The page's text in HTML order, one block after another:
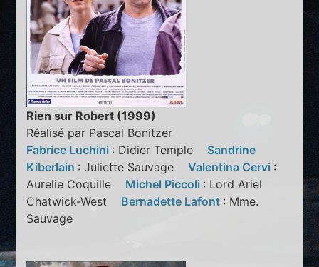
Rien sur Robert (1999)
Réalisé par Pascal Bonitzer
Fabrice Luchini : Didier Temple Sandrine
Kiberlain : Juliette SauvageValentina Cervi :
Aurelie Coquille Michel Piccoli : Lord Ariel
Chatwick-West Bernadette Lafont : Mme.
Sauvage